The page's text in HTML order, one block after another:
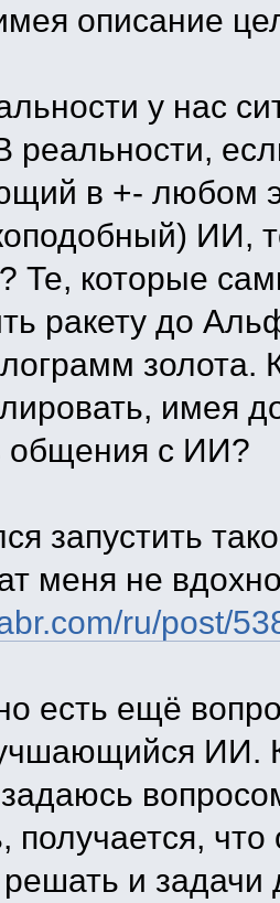
описание
у нас
реальности,
в +- любом
ИИ,
Те, которые
ракету до
золота.
имея
общения с ИИ?
запустить
меня не
ru/post/
есть ещё
ИИ.
задаюсь
получается,
и задачи